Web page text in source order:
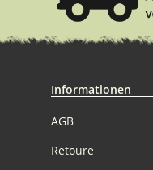
Informationen
AGB
Retoure